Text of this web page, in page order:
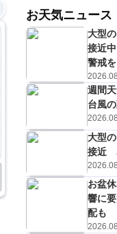
18
℃
20
(木)
E
33℃
26
40
お天気ニュース
大型
接近
警戒を
週間
台風
大型
接近
お盆
響に
配も